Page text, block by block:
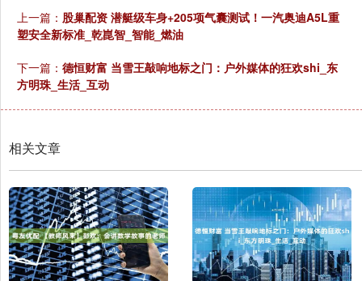
上一篇： 股巢配资 潜艇级车身+205项气囊测试！一汽奥迪A5L重
塑安全新标准_乾崑智_智能_燃油
下一篇： 德恒财富 当雪王敲响地标之门：户外媒体的狂欢shi_东
方明珠_生活_互动
相关文章